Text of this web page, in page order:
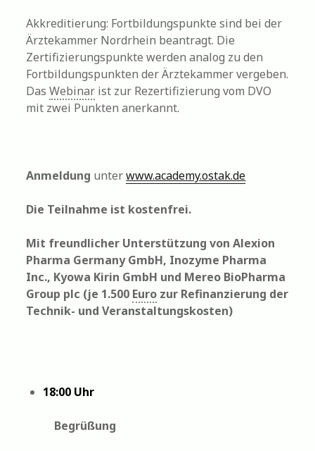
Akkreditierung: Fortbildungspunkte sind bei der
Ärztekammer Nordrhein beantragt. Die
Zertifizierungspunkte werden analog zu den
Fortbildungspunkten der Ärztekammer vergeben.
DasWebinar ist zur Rezertifizierung vom DVO
mit zwei Punkten anerkannt.
Anmeldung unterwww.academy.ostak.de
Die Teilnahme ist kostenfrei.
Mit freundlicher Unterstützung von Alexion
Pharma Germany GmbH, Inozyme Pharma
Inc., Kyowa Kirin GmbH und Mereo BioPharma
Group plc (je 1.500 Euro zur Refinanzierung der
Technik- und Veranstaltungskosten)
18:00 Uhr
Begrüßung